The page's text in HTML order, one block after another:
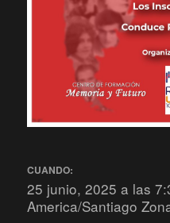
CUANDO:
25 junio, 2025 a las
America/Santiago